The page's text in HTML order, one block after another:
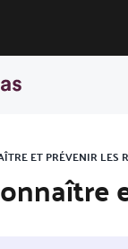
ET PRÉVENIR LES